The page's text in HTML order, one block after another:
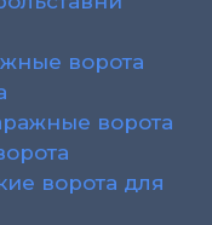
ворота
ворота
ворота для